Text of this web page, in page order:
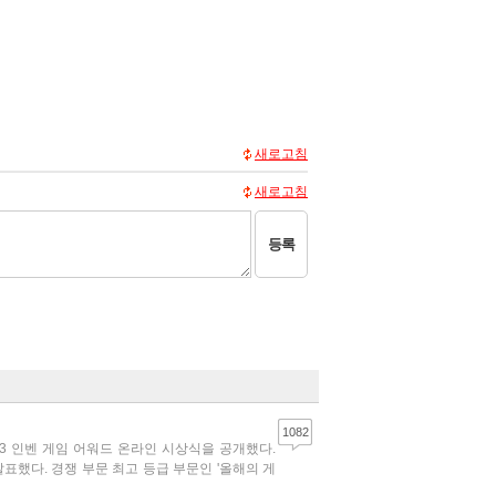
새로고침
새로고침
등록
벤 게임 어워드 온라인 시상식을 공개했다.
했다. 경쟁 부문 최고 등급 부문인 '올해의 게
1082